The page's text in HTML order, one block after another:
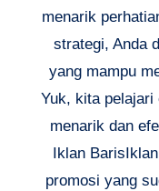
menarik
strategi, Anda
yang mampu
Yuk, kita pelajari
menarik dan
Iklan
promosi yang